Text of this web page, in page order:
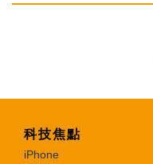
科技焦點
iPhone